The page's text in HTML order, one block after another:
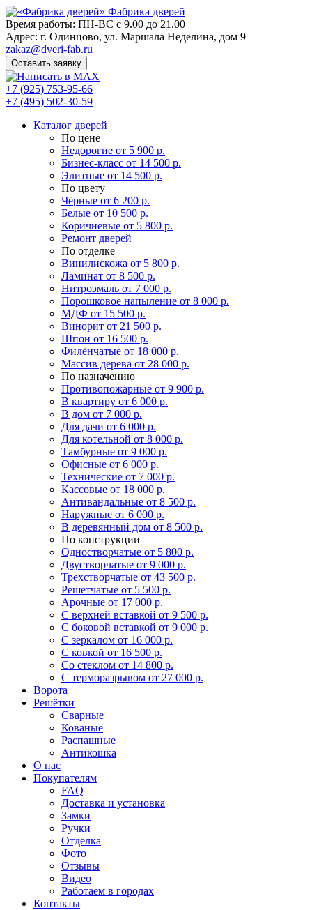
Фабрика дверей
Время работы: ПН-ВС с 9.00 до 21.00
Адрес: г. Одинцово, ул. Маршала Неделина, дом 9
zakaz@dveri-fab.ru
Оставить заявку
+7 (925) 753-95-66
+7 (495) 502-30-59
Каталог дверей
По цене
Недорогие от 5 900 р.
Бизнес-класс от 14 500 р.
Элитные от 14 500 р.
По цвету
Чёрные от 6 200 р.
Белые от 10 500 р.
Коричневые от 5 800 р.
Ремонт дверей
По отделке
Винилискожа от 5 800 р.
Ламинат от 8 500 р.
Нитроэмаль от 7 000 р.
Порошковое напыление от 8 000 р.
МДФ от 15 500 р.
Винорит от 21 500 р.
Шпон от 16 500 р.
Филёнчатые от 18 000 р.
Массив дерева от 28 000 р.
По назначению
Противопожарные от 9 900 р.
В квартиру от 6 000 р.
В дом от 7 000 р.
Для дачи от 6 000 р.
Для котельной от 8 000 р.
Тамбурные от 9 000 р.
Офисные от 6 000 р.
Технические от 7 000 р.
Кассовые от 18 000 р.
Антивандальные от 8 500 р.
Наружные от 6 000 р.
В деревянный дом от 8 500 р.
По конструкции
Одностворчатые от 5 800 р.
Двустворчатые от 9 000 р.
Трехстворчатые от 43 500 р.
Решетчатые от 5 500 р.
Арочные от 17 000 р.
С верхней вставкой от 9 500 р.
С боковой вставкой от 9 000 р.
С зеркалом от 16 000 р.
С ковкой от 16 500 р.
Со стеклом от 14 800 р.
С терморазрывом от 27 000 р.
Ворота
Решётки
Сварные
Кованые
Распашные
Антикошка
О нас
Покупателям
FAQ
Доставка и установка
Замки
Ручки
Отделка
Фото
Отзывы
Видео
Работаем в городах
Контакты